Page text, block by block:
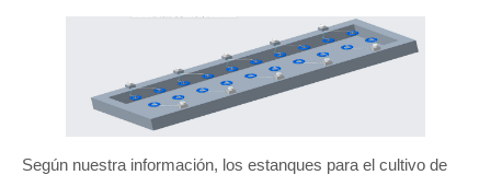
Según nuestra información, los estanques para el cultivo de